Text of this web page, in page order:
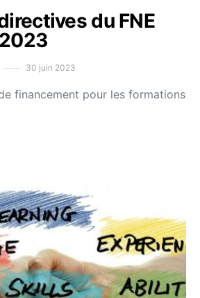
du FNE
30 juin 2023
financement pour les formations